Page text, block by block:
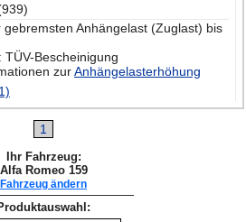
gebremsten Anhängelast (Zuglast) bis
TÜV-Bescheinigung
zurAnhängelasterhöhung
1
Ihr Fahrzeug:
Alfa Romeo 159
Fahrzeug ändern